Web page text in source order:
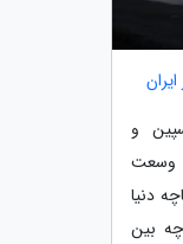
و
وسعت
دنیا
بین